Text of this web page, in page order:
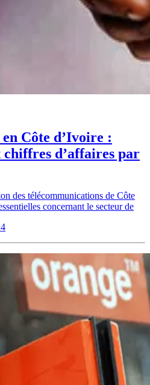
Côte d’Ivoire :
d’affaires par
des télécommunications de Côte
concernant le secteur de